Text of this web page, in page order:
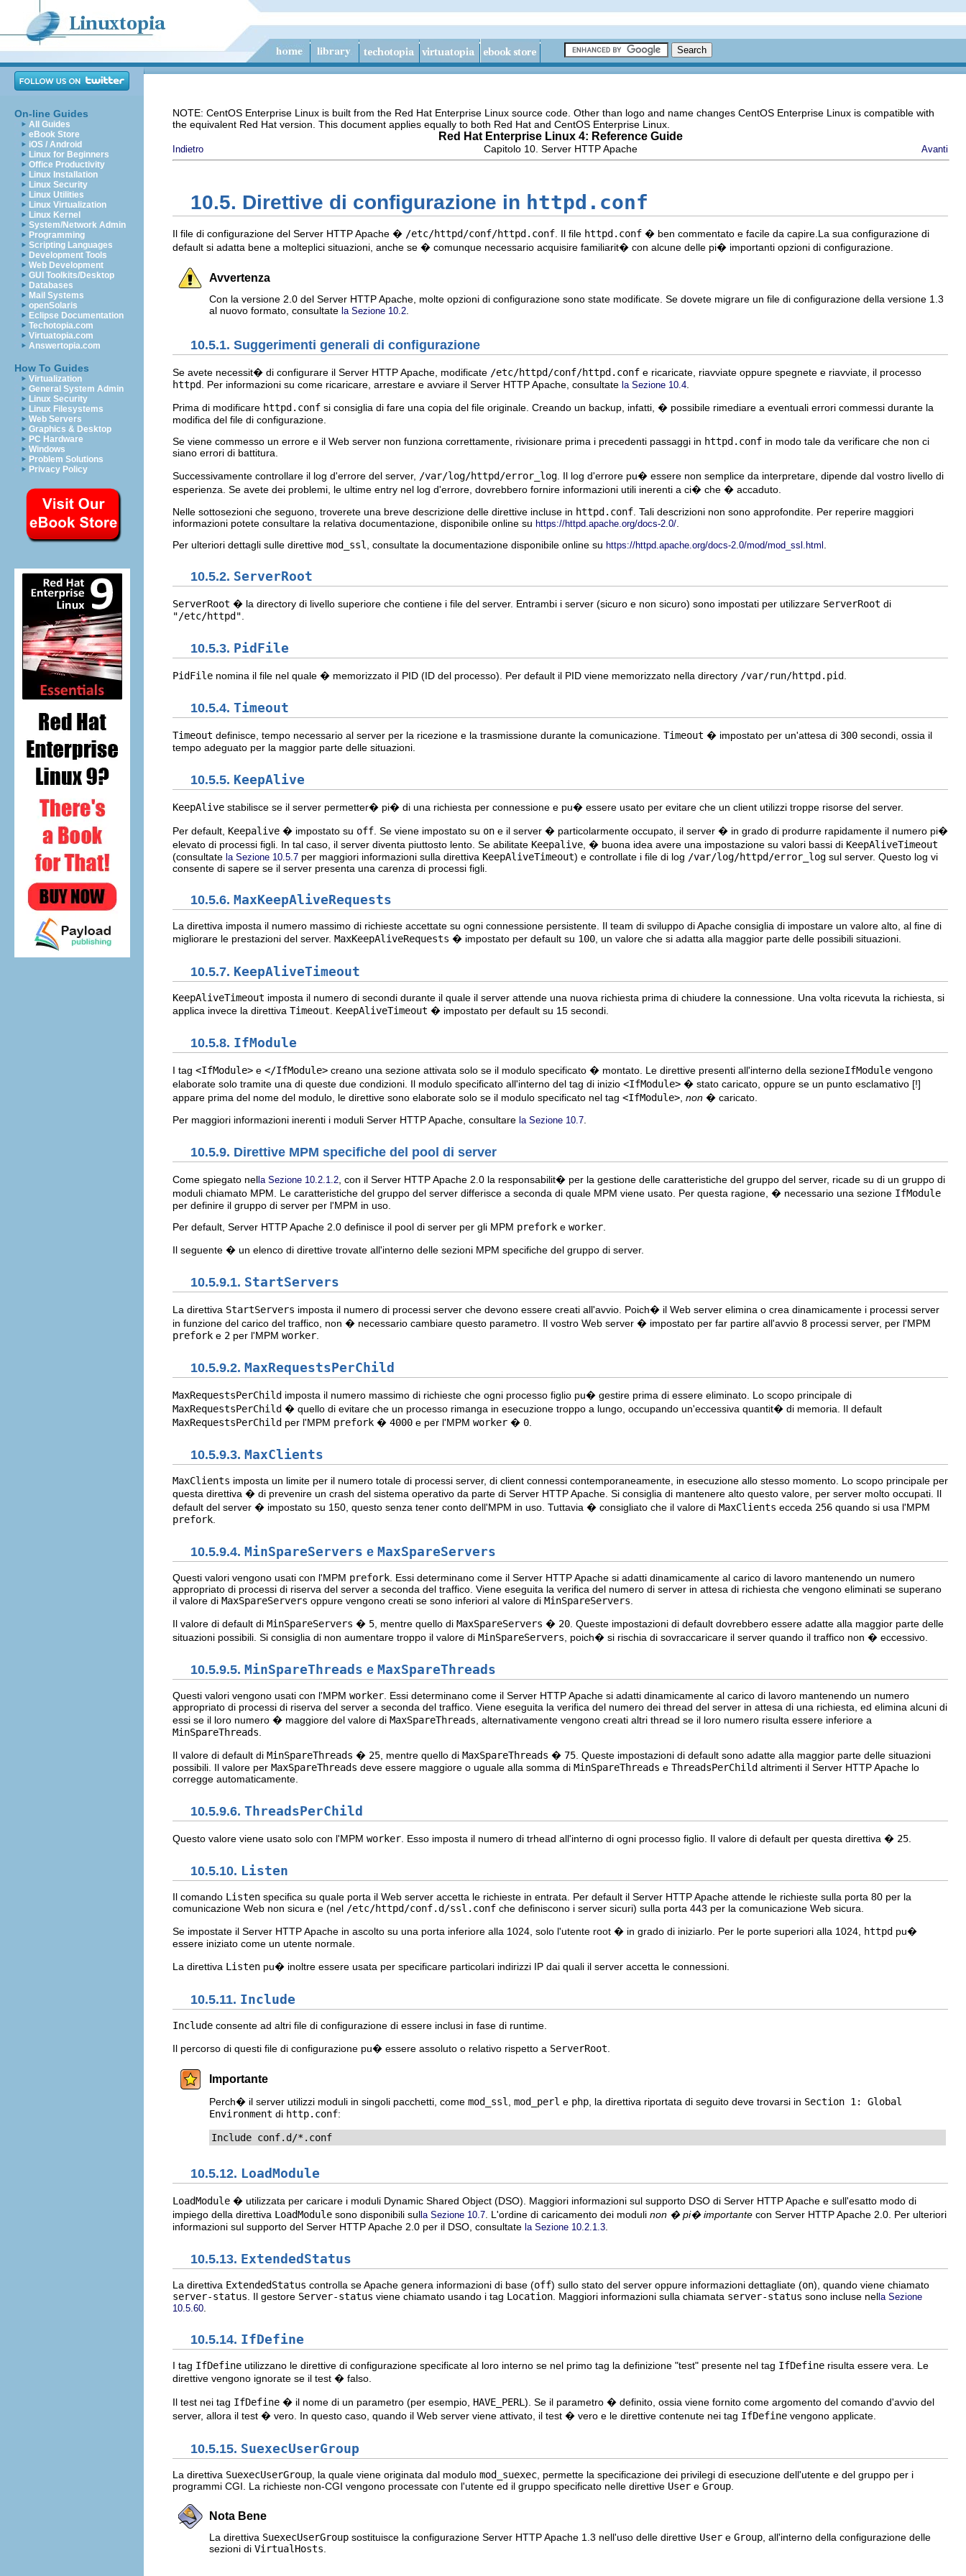
On-line Guides
All Guides
eBook Store
iOS / Android
Linux for Beginners
Office Productivity
Linux Installation
Linux Security
Linux Utilities
Linux Virtualization
Linux Kernel
System/Network Admin
Programming
Scripting Languages
Development Tools
Web Development
GUI Toolkits/Desktop
Databases
Mail Systems
openSolaris
Eclipse Documentation
Techotopia.com
Virtuatopia.com
Answertopia.com
How To Guides
Virtualization
General System Admin
Linux Security
Linux Filesystems
Web Servers
Graphics & Desktop
PC Hardware
Windows
Problem Solutions
Privacy Policy
NOTE: CentOS Enterprise Linux is built from the Red Hat Enterprise Linux source code. Other than logo and name changes CentOS Enterprise Linux is compatible with
the equivalent Red Hat version. This document applies equally to both Red Hat and CentOS Enterprise Linux.
Red Hat Enterprise Linux 4: Reference Guide
Indietro Capitolo 10. Server HTTP Apache Avanti
10.5. Direttive di configurazione in httpd.conf
Il file di configurazione del Server HTTP Apache � /etc/httpd/conf/httpd.conf . Il file httpd.conf � ben commentato e facile da capire.La sua configurazione di
default si adatta bene a molteplici situazioni, anche se � comunque necessario acquisire familiarit� con alcune delle pi� importanti opzioni di configurazione.
Avvertenza
Con la versione 2.0 del Server HTTP Apache, molte opzioni di configurazione sono state modificate. Se dovete migrare un file di configurazione della versione 1.3
al nuovo formato, consultate la Sezione 10.2
10.5.1. Suggerimenti generali di configurazione
Se avete necessit� di configurare il Server HTTP Apache, modificate /etc/httpd/conf/httpd.conf e ricaricate, riavviate oppure spegnete e riavviate, il processo
httpd
. Per informazioni su come ricaricare, arrestare e avviare il Server HTTP Apache, consultate la Sezione 10.4
Prima di modificare httpd.conf si consiglia di fare una copia del file originale. Creando un backup, infatti, � possibile rimediare a eventuali errori commessi durante la
modifica del file di configurazione.
Se viene commesso un errore e il Web server non funziona correttamente, rivisionare prima i precedenti passaggi in httpd.conf in modo tale da verificare che non ci
siano errori di battitura.
Successivamente controllare il log d'errore del server, /var/log/httpd/error_log . Il log d'errore pu� essere non semplice da interpretare, dipende dal vostro livello di
esperienza. Se avete dei problemi, le ultime entry nel log d'errore, dovrebbero fornire informazioni utili inerenti a ci� che � accaduto.
Nelle sottosezioni che seguono, troverete una breve descrizione delle direttive incluse in httpd.conf . Tali descrizioni non sono approfondite. Per reperire maggiori
informazioni potete consultare la relativa documentazione, disponibile online su https://httpd.apache.org/docs-2.0/
Per ulteriori dettagli sulle direttive mod_ssl , consultate la documentazione disponibile online su https://httpd.apache.org/docs-2.0/mod/mod_ssl.html
10.5.2. ServerRoot
ServerRoot � la directory di livello superiore che contiene i file del server. Entrambi i server (sicuro e non sicuro) sono impostati per utilizzare ServerRoot di
"/etc/httpd"
10.5.3. PidFile
PidFile nomina il file nel quale � memorizzato il PID (ID del processo). Per default il PID viene memorizzato nella directory /var/run/httpd.pid
10.5.4. Timeout
Timeout definisce, tempo necessario al server per la ricezione e la trasmissione durante la comunicazione. Timeout � impostato per un'attesa di 300 secondi, ossia il
tempo adeguato per la maggior parte delle situazioni.
10.5.5. KeepAlive
KeepAlive stabilisce se il server permetter� pi� di una richiesta per connessione e pu� essere usato per evitare che un client utilizzi troppe risorse del server.
Per default, Keepalive � impostato su off . Se viene impostato su on e il server � particolarmente occupato, il server � in grado di produrre rapidamente il numero pi�
elevato di processi figli. In tal caso, il server diventa piuttosto lento. Se abilitate Keepalive , � buona idea avere una impostazione su valori bassi di KeepAliveTimeout
(consultate la Sezione 10.5.7 per maggiori informazioni sulla direttiva KeepAliveTimeout) e controllate i file di log /var/log/httpd/error_log sul server. Questo log vi
consente di sapere se il server presenta una carenza di processi figli.
10.5.6. MaxKeepAliveRequests
La direttiva imposta il numero massimo di richieste accettate su ogni connessione persistente. Il team di sviluppo di Apache consiglia di impostare un valore alto, al fine di
migliorare le prestazioni del server. MaxKeepAliveRequests � impostato per default su 100 , un valore che si adatta alla maggior parte delle possibili situazioni.
10.5.7. KeepAliveTimeout
KeepAliveTimeout imposta il numero di secondi durante il quale il server attende una nuova richiesta prima di chiudere la connessione. Una volta ricevuta la richiesta, si
applica invece la direttiva Timeout KeepAliveTimeout � impostato per default su 15 secondi.
10.5.8. IfModule
I tag <IfModule> e </IfModule> creano una sezione attivata solo se il modulo specificato � montato. Le direttive presenti all'interno della sezioneIfModule vengono
elaborate solo tramite una di queste due condizioni. Il modulo specificato all'interno del tag di inizio <IfModule> � stato caricato, oppure se un punto esclamativo [!]
appare prima del nome del modulo, le direttive sono elaborate solo se il modulo specificato nel tag <IfModule> non � caricato.
Per maggiori informazioni inerenti i moduli Server HTTP Apache, consultare la Sezione 10.7
10.5.9. Direttive MPM specifiche del pool di server
Come spiegato nella Sezione 10.2.1.2 , con il Server HTTP Apache 2.0 la responsabilit� per la gestione delle caratteristiche del gruppo del server, ricade su di un gruppo di
moduli chiamato MPM. Le caratteristiche del gruppo del server differisce a seconda di quale MPM viene usato. Per questa ragione, � necessario una sezione IfModule
per definire il gruppo di server per l'MPM in uso.
Per default, Server HTTP Apache 2.0 definisce il pool di server per gli MPM prefork e worker
Il seguente � un elenco di direttive trovate all'interno delle sezioni MPM specifiche del gruppo di server.
10.5.9.1. StartServers
La direttiva StartServers imposta il numero di processi server che devono essere creati all'avvio. Poich� il Web server elimina o crea dinamicamente i processi server
in funzione del carico del traffico, non � necessario cambiare questo parametro. Il vostro Web server � impostato per far partire all'avvio 8 processi server, per l'MPM
prefork e 2 per l'MPM worker
10.5.9.2. MaxRequestsPerChild
MaxRequestsPerChild imposta il numero massimo di richieste che ogni processo figlio pu� gestire prima di essere eliminato. Lo scopo principale di
MaxRequestsPerChild � quello di evitare che un processo rimanga in esecuzione troppo a lungo, occupando un'eccessiva quantit� di memoria. Il default
MaxRequestsPerChild per l'MPM prefork � 4000 e per l'MPM worker � 0
10.5.9.3. MaxClients
MaxClients imposta un limite per il numero totale di processi server, di client connessi contemporaneamente, in esecuzione allo stesso momento. Lo scopo principale per
questa direttiva � di prevenire un crash del sistema operativo da parte di Server HTTP Apache. Si consiglia di mantenere alto questo valore, per server molto occupati. Il
default del server � impostato su 150, questo senza tener conto dell'MPM in uso. Tuttavia � consigliato che il valore di MaxClients ecceda 256 quando si usa l'MPM
prefork
10.5.9.4. MinSpareServers e MaxSpareServers
Questi valori vengono usati con l'MPM prefork . Essi determinano come il Server HTTP Apache si adatti dinamicamente al carico di lavoro mantenendo un numero
appropriato di processi di riserva del server a seconda del traffico. Viene eseguita la verifica del numero di server in attesa di richiesta che vengono eliminati se superano
il valore di MaxSpareServers oppure vengono creati se sono inferiori al valore di MinSpareServers
Il valore di default di MinSpareServers � 5 , mentre quello di MaxSpareServers � 20 . Queste impostazioni di default dovrebbero essere adatte alla maggior parte delle
situazioni possibili. Si consiglia di non aumentare troppo il valore di MinSpareServers , poich� si rischia di sovraccaricare il server quando il traffico non � eccessivo.
10.5.9.5. MinSpareThreads e MaxSpareThreads
Questi valori vengono usati con l'MPM worker . Essi determinano come il Server HTTP Apache si adatti dinamicamente al carico di lavoro mantenendo un numero
appropriato di processi di riserva del server a seconda del traffico. Viene eseguita la verifica del numero dei thread del server in attesa di una richiesta, ed elimina alcuni di
essi se il loro numero � maggiore del valore di MaxSpareThreads , alternativamente vengono creati altri thread se il loro numero risulta essere inferiore a
MinSpareThreads
Il valore di default di MinSpareThreads � 25 , mentre quello di MaxSpareThreads � 75 . Queste impostazioni di default sono adatte alla maggior parte delle situazioni
possibili. Il valore per MaxSpareThreads deve essere maggiore o uguale alla somma di MinSpareThreads e ThreadsPerChild altrimenti il Server HTTP Apache lo
corregge automaticamente.
10.5.9.6. ThreadsPerChild
Questo valore viene usato solo con l'MPM worker . Esso imposta il numero di trhead all'interno di ogni processo figlio. Il valore di default per questa direttiva � 25
10.5.10. Listen
Il comando Listen specifica su quale porta il Web server accetta le richieste in entrata. Per default il Server HTTP Apache attende le richieste sulla porta 80 per la
comunicazione Web non sicura e (nel /etc/httpd/conf.d/ssl.conf che definiscono i server sicuri) sulla porta 443 per la comunicazione Web sicura.
Se impostate il Server HTTP Apache in ascolto su una porta inferiore alla 1024, solo l'utente root � in grado di iniziarlo. Per le porte superiori alla 1024,
httpd pu�
essere iniziato come un utente normale.
La direttiva Listen pu� inoltre essere usata per specificare particolari indirizzi IP dai quali il server accetta le connessioni.
10.5.11. Include
Include consente ad altri file di configurazione di essere inclusi in fase di runtime.
Il percorso di questi file di configurazione pu� essere assoluto o relativo rispetto a ServerRoot
Importante
Perch� il server utilizzi moduli in singoli pacchetti, come mod_ssl mod_perl e php , la direttiva riportata di seguito deve trovarsi in Section 1: Global
Environment di http.conf:
Include conf.d/*.conf
10.5.12. LoadModule
LoadModule � utilizzata per caricare i moduli Dynamic Shared Object (DSO). Maggiori informazioni sul supporto DSO di Server HTTP Apache e sull'esatto modo di
impiego della direttiva LoadModule sono disponibili sul la Sezione 10.7 . L'ordine di caricamento dei moduli non � pi� importante con Server HTTP Apache 2.0. Per ulteriori
informazioni sul supporto del Server HTTP Apache 2.0 per il DSO, consultate la Sezione 10.2.1.3
10.5.13. ExtendedStatus
La direttiva ExtendedStatus controlla se Apache genera informazioni di base (off) sullo stato del server oppure informazioni dettagliate (on), quando viene chiamato
server-status . Il gestore Server-status viene chiamato usando i tag Location . Maggiori informazioni sulla chiamata server-status sono incluse nella Sezione
10.5.60
10.5.14. IfDefine
I tag IfDefine utilizzano le direttive di configurazione specificate al loro interno se nel primo tag la definizione "test" presente nel tag IfDefine risulta essere vera. Le
direttive vengono ignorate se il test � falso.
Il test nei tag IfDefine � il nome di un parametro (per esempio, HAVE_PERL ). Se il parametro � definito, ossia viene fornito come argomento del comando d'avvio del
server, allora il test � vero. In questo caso, quando il Web server viene attivato, il test � vero e le direttive contenute nei tag IfDefine vengono applicate.
10.5.15. SuexecUserGroup
La direttiva SuexecUserGroup , la quale viene originata dal modulo mod_suexec , permette la specificazione dei privilegi di esecuzione dell'utente e del gruppo per i
programmi CGI. La richieste non-CGI vengono processate con l'utente ed il gruppo specificato nelle direttive User e Group
Nota Bene
La direttiva SuexecUserGroup sostituisce la configurazione Server HTTP Apache 1.3 nell'uso delle direttive User e Group , all'interno della configurazione delle
sezioni di VirtualHosts